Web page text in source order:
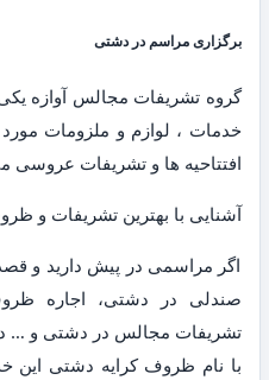
برگزاری مراسم در دشتی
گروه تشریفات مجالس آوازه
خدمات ، لوازم و ملزومات
افتتاحیه ها و تشریفات عروسی
آشنایی با بهترین تشریفات و
اگر مراسمی در پیش دارید و
صندلی در دشتی، اجاره
تشریفات مجالس در دشتی و …
با نام ظروف کرایه دشتی این